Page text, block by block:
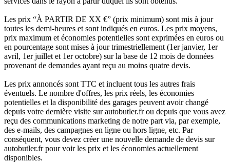
Les prix “À PARTIR DE XX €” (prix minimum) sont mis à jour
toutes les demi-heures et sont indiqués en euros. Les prix moyens,
prix maximum et économies potentielles sont exprimées en euros ou
en pourcentage sont mises à jour trimestriellement (1er janvier, 1er
avril, 1er juillet et 1er octobre) sur la base de 12 mois de données
provenant de demandes ayant reçu au moins quatre devis.
Les prix annoncés sont TTC et incluent tous les autres frais
éventuels. Le nombre d'offres, les prix réels, les économies
potentielles et la disponibilité des garages peuvent avoir changé
depuis votre dernière visite sur autobutler.fr ou depuis que vous avez
reçu des communications marketing de notre part via, par exemple,
des e-mails, des campagnes en ligne ou hors ligne, etc. Par
conséquent, vous devez créer une nouvelle demande de devis sur
autobutler.fr pour voir les prix et les économies actuellement
disponibles.